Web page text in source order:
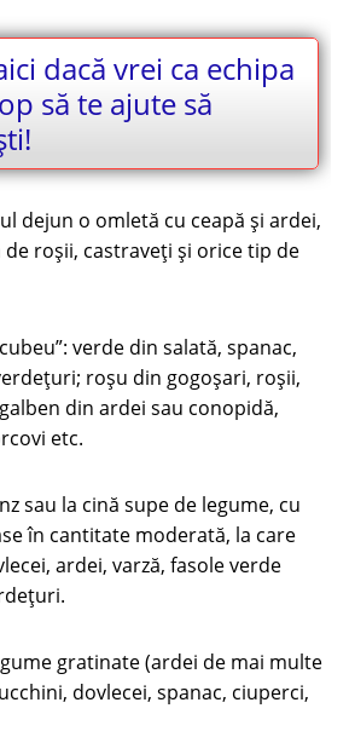
dacă vrei ca echipa
să te ajute să
dejun o omletă cu ceapă şi ardei,
roşii, castraveţi şi orice tip de
verde din salată, spanac,
roşu din gogoşari, roşii,
din ardei sau conopidă,
etc.
sau la cină supe de legume, cu
în cantitate moderată, la care
ardei, varză, fasole verde
gratinate (ardei de mai multe
dovlecei, spanac, ciuperci,